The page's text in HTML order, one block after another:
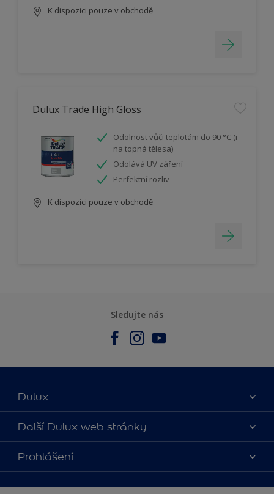
K dispozici pouze v obchodě
Dulux Trade High Gloss
Odolnost vůči teplotám do 90 °C (i
na topná tělesa)
Odolává UV záření
Perfektní rozliv
K dispozici pouze v obchodě
Sledujte nás
Dulux
O nás
Kontaktujte nás
Najít obchod
Další Dulux web stránky
duluxmalir.cz
duluxmaliar.sk
duluxprodejnabarev.cz
Prohlášení